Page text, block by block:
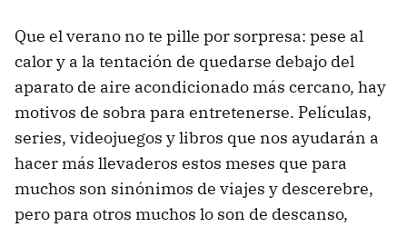
Que el verano no te pille por sorpresa: pese al
calor y a la tentación de quedarse debajo del
aparato de aire acondicionado más cercano, hay
motivos de sobra para entretenerse. Películas,
series, videojuegos y libros que nos ayudarán a
hacer más llevaderos estos meses que para
muchos son sinónimos de viajes y descerebre,
pero para otros muchos lo son de descanso,